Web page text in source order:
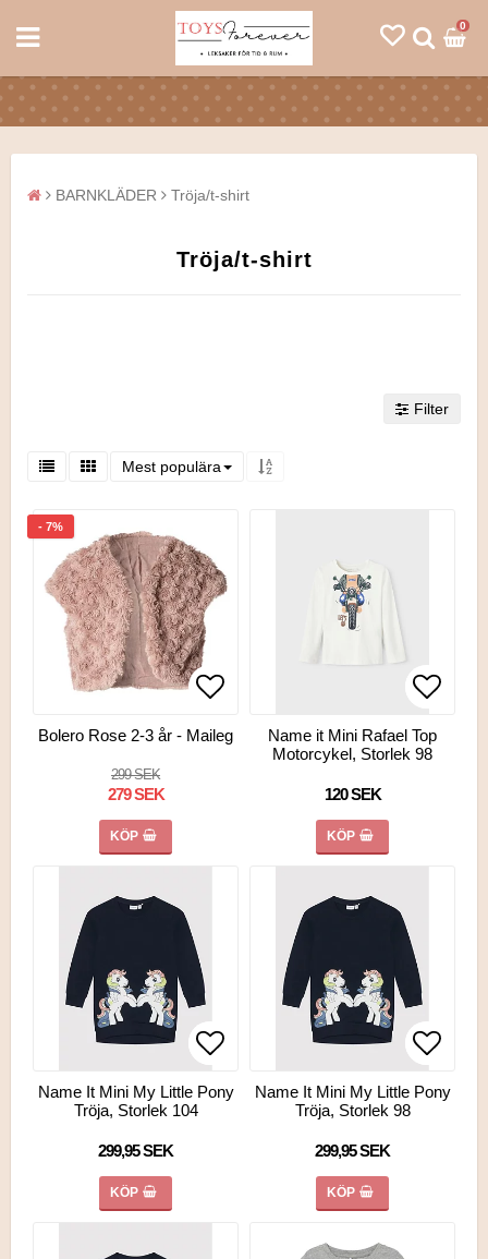
0
BARNKLÄDER Tröja/t-shirt
Tröja/t-shirt
Filter
Mest populära
- 7%
Lägg till i favoritlistan
Bolero Rose 2-3 år - Maileg
299 SEK
279 SEK
KÖP
Lägg
Lägg
Name it Mini Rafael Top
Motorcykel, Storlek 98
120 SEK
KÖP
Lägg till i favoritlistan
Lägg till i favoritlistan
Name It Mini My Little Pony
Tröja, Storlek 104
299,95 SEK
KÖP
Lägg
Lägg
Name It Mini My Little Pony
Tröja, Storlek 98
299,95 SEK
KÖP